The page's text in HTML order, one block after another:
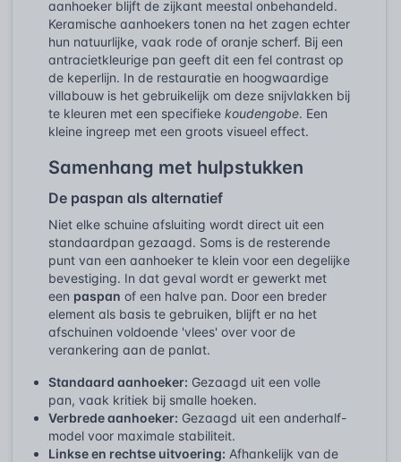
aanhoeker blijft de zijkant meestal onbehandeld.
Keramische aanhoekers tonen na het zagen echter
hun natuurlijke, vaak rode of oranje scherf. Bij een
antracietkleurige pan geeft dit een fel contrast op
de keperlijn. In de restauratie en hoogwaardige
villabouw is het gebruikelijk om deze snijvlakken bij
te kleuren met een specifieke koudengobe. Een
kleine ingreep met een groots visueel effect.
Samenhang met hulpstukken
De paspan als alternatief
Niet elke schuine afsluiting wordt direct uit een
standaardpan gezaagd. Soms is de resterende
punt van een aanhoeker te klein voor een degelijke
bevestiging. In dat geval wordt er gewerkt met
een paspan of een halve pan. Door een breder
element als basis te gebruiken, blijft er na het
afschuinen voldoende 'vlees' over voor de
verankering aan de panlat.
Standaard aanhoeker: Gezaagd uit een volle
pan, vaak kritiek bij smalle hoeken.
Verbrede aanhoeker: Gezaagd uit een anderhalf-
model voor maximale stabiliteit.
Linkse en rechtse uitvoering: Afhankelijk van de